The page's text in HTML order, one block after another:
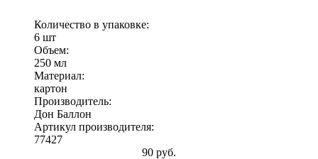
Количество в упаковке:
6 шт
Объем:
250 мл
Материал:
картон
Производитель:
Дон Баллон
Артикул производителя:
77427
90 руб.